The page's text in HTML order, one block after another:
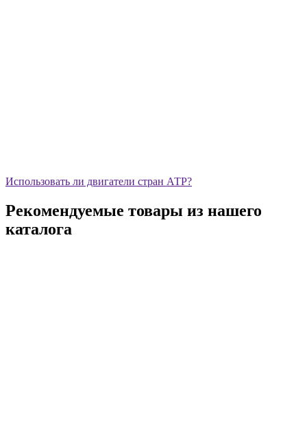
Использовать ли двигатели стран АТР?
Рекомендуемые товары из нашего
каталога